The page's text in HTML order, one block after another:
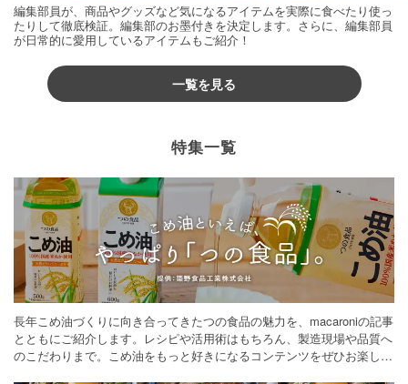
編集部員が、商品やグッズなど気になるアイテムを実際に食べたり使っ
たりして徹底検証。編集部のお墨付きを決定します。さらに、編集部員
が日常的に愛用しているアイテムもご紹介！
一覧を見る
特集一覧
長年こめ油づくりに向き合ってきたつの食品の魅力を、macaroniの記事
とともにご紹介します。レシピや活用術はもちろん、製造現場や品質へ
のこだわりまで。こめ油をもっと好きになるコンテンツをぜひお楽しみ